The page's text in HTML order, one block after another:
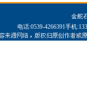
金舵
电话:0539-4266391手机